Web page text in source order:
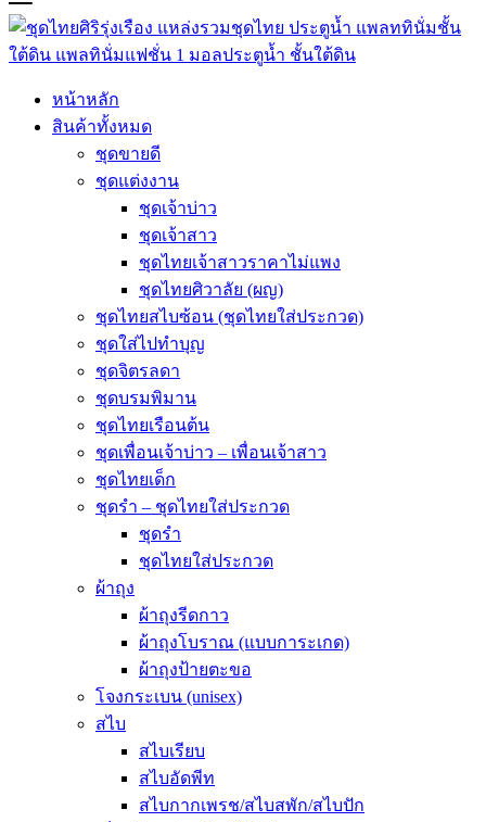
หน้าหลัก
สินค้าทั้งหมด
ชุดขายดี
ชุดแต่งงาน
ชุดเจ้าบ่าว
ชุดเจ้าสาว
ชุดไทยเจ้าสาวราคาไม่แพง
ชุดไทยศิวาลัย (ผญ)
ชุดไทยสไบซ้อน (ชุดไทยใส่ประกวด)
ชุดใส่ไปทำบุญ
ชุดจิตรลดา
ชุดบรมพิมาน
ชุดไทยเรือนต้น
ชุดเพื่อนเจ้าบ่าว – เพื่อนเจ้าสาว
ชุดไทยเด็ก
ชุดรำ – ชุดไทยใส่ประกวด
ชุดรำ
ชุดไทยใส่ประกวด
ผ้าถุง
ผ้าถุงรีดกาว
ผ้าถุงโบราณ (แบบการะเกด)
ผ้าถุงป้ายตะขอ
โจงกระเบน (unisex)
สไบ
สไบเรียบ
สไบอัดพีท
สไบกากเพรช/สไบสพัก/สไบปัก